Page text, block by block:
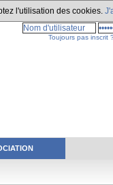
l'utilisation des cookies.
Toujours pas inscrit ?